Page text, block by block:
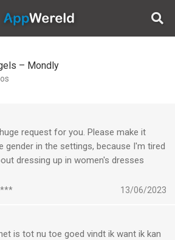
AppWereld
– Mondly
request for you. Please make it
gender in the settings, because I'm tired
dressing up in women's dresses
13/06/2023
is tot nu toe goed vindt ik want ik kan